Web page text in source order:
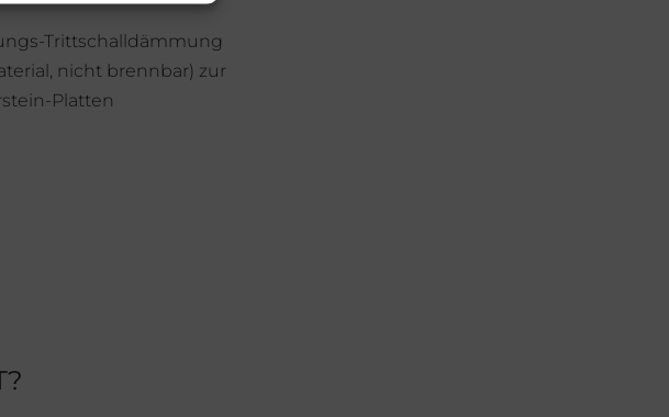
Trittschalldämmung
nicht brennbar) zur
Platten